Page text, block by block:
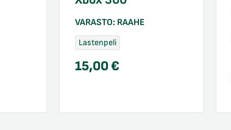
VARASTO: RAAHE
Lastenpeli
15,00€